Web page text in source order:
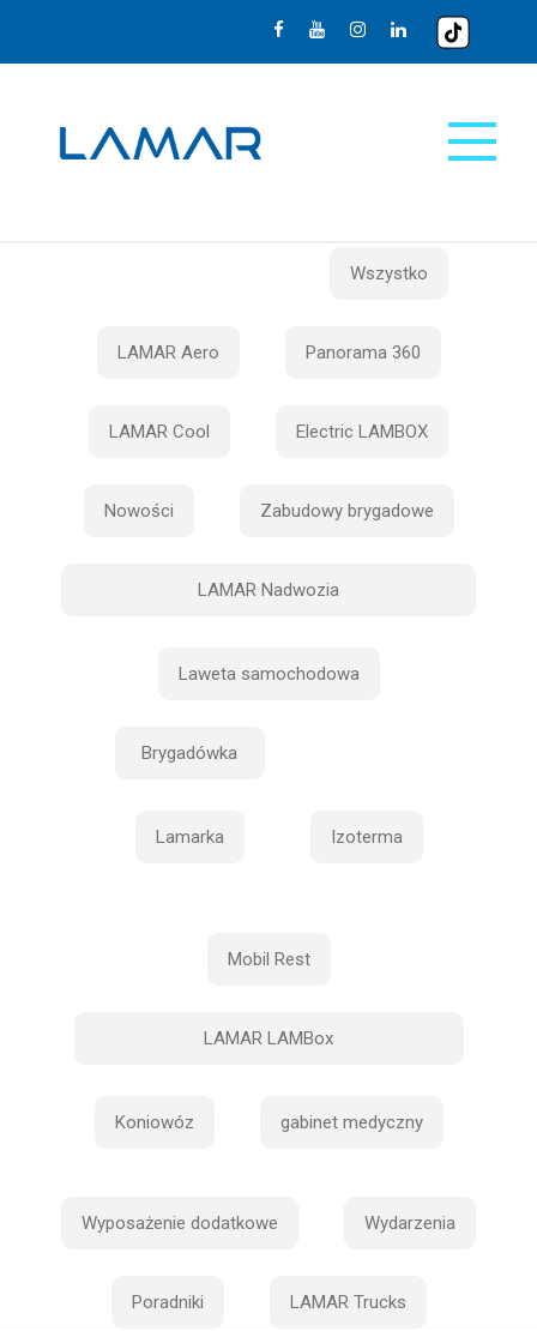
Wszystko
LAMAR Aero Panorama 360
LAMAR Cool Electric LAMBOX
Nowości Zabudowy brygadowe
LAMAR Nadwozia
Laweta samochodowa
Brygadówka
Lamarka Izoterma
Mobil Rest
LAMAR LAMBox
Koniowóz gabinet medyczny
Wyposażenie dodatkowe Wydarzenia
Poradniki LAMAR Trucks